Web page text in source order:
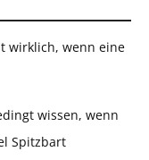
wirklich, wenn eine
wissen, wenn
Spitzbart